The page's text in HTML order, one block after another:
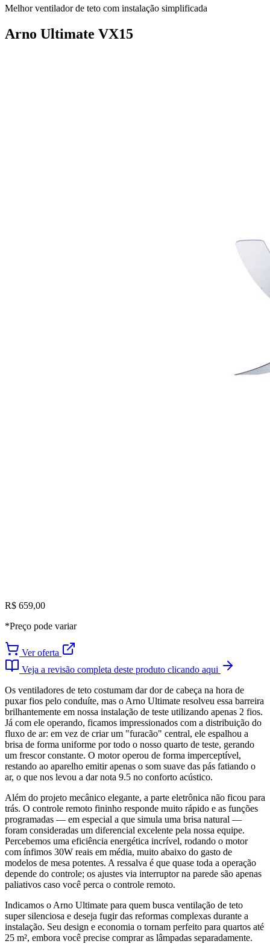
Melhor ventilador de teto com instalação simplificada
Arno Ultimate VX15
R$ 659,00
*Preço pode variar
Ver oferta
Veja a revisão completa deste produto clicando aqui
Os ventiladores de teto costumam dar dor de cabeça na hora de
puxar fios pelo conduíte, mas o Arno Ultimate resolveu essa barreira
brilhantemente em nossa instalação de teste utilizando apenas 2 fios.
Já com ele operando, ficamos impressionados com a distribuição do
fluxo de ar: em vez de criar um "furacão" central, ele espalhou a
brisa de forma uniforme por todo o nosso quarto de teste, gerando
um frescor constante. O motor operou de forma imperceptível,
restando ao aparelho emitir apenas o som suave das pás fatiando o
ar, o que nos levou a dar nota 9.5 no conforto acústico.
Além do projeto mecânico elegante, a parte eletrônica não ficou para
trás. O controle remoto fininho responde muito rápido e as funções
programadas — em especial a que simula uma brisa natural —
foram consideradas um diferencial excelente pela nossa equipe.
Percebemos uma eficiência energética incrível, rodando o motor
com ínfimos 30W reais em média, muito abaixo do gasto de
modelos de mesa potentes. A ressalva é que quase toda a operação
depende do controle; os ajustes via interruptor na parede são apenas
paliativos caso você perca o controle remoto.
Indicamos o Arno Ultimate para quem busca ventilação de teto
super silenciosa e deseja fugir das reformas complexas durante a
instalação. Seu design e economia o tornam perfeito para quartos até
25 m², embora você precise comprar as lâmpadas separadamente.